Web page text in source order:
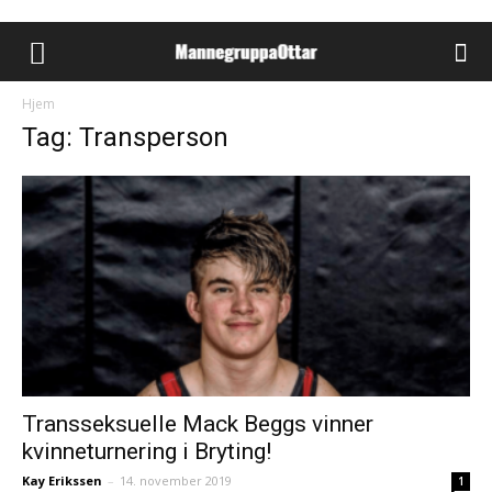
Hjem
Tag: Transperson
Transseksuelle Mack Beggs vinner
kvinneturnering i Bryting!
Kay Erikssen – 14. november 2019 1